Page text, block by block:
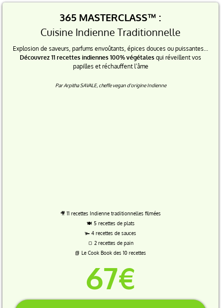
365 MASTERCLASS™ :
Cuisine Indienne Traditionnelle
Explosion de saveurs, parfums envoûtants, épices douces ou puissantes...
Découvrez 11 recettes indiennes 100% végétales qui réveillent vos
papilles et réchauffent l’âme
Par Arpitha SAVALE, cheffe vegan d'origine Indienne
🎥 11 recettes Indienne traditionnelles filmées
🍽️ 5 recettes de plats
🫚 4 recettes de sauces
🍞 2 recettes de pain
📗 Le Cook Book des 10 recettes
67€